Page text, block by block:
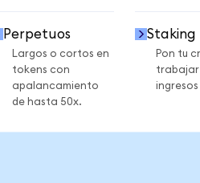
Perpetuos
Largos o cortos en
tokens con
apalancamiento
de hasta 50x.
Staking
Pon tu
trabajar